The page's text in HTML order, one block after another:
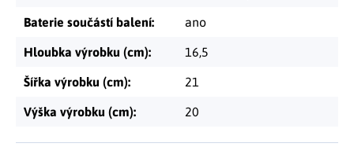
Baterie součástí balení: ano
Hloubka výrobku (cm): 16,5
Šířka výrobku (cm): 21
Výška výrobku (cm): 20